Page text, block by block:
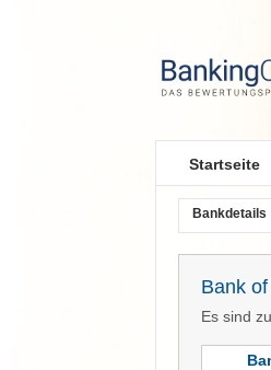
Startseite
Bankdetails
Bank
Es sind